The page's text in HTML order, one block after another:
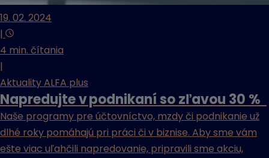
19. 02. 2024
|
4 min. čítania
|
Aktuality ALFA plus
Napredujte v podnikaní so zľavou 30 %
Naše programy pre účtovníctvo, mzdy či podnikanie už
dlhé roky pomáhajú pri práci či v biznise. Aby sme vám
ešte viac uľahčili napredovanie, pripravili sme akciu,